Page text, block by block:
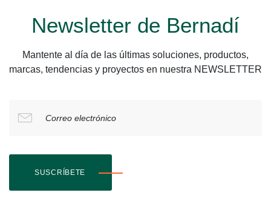
Newsletter de Bernadí
Mantente al día de las últimas soluciones, productos,
marcas, tendencias y proyectos en nuestra NEWSLETTER
Correo electrónico
SUSCRÍBETE